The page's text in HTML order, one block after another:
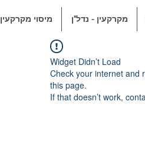
מיסוי מקרקעין מקרקעין - נדל"ן
Widget Didn’t Load
Check your internet and
this page.
If that doesn’t work,